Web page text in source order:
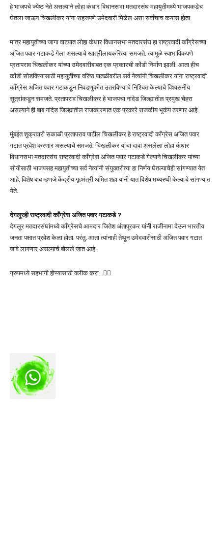
हे भाजपचे ज्येष्ठ नेते असल्याने लोहा कंधार विधानसभा मतदारसंघ महायुतीमध्ये भाजपकडेच
घेतला जाऊन चिखलीकर यांना सहजपणे उमेदवारी मिळेल असा सर्वांचाच कयास होता.
मात्र महायुतीच्या जागा वाटपात लोहा कंधार विधानसभा मतदारसंघ हा राष्ट्रवादी काँग्रेसच्या
अजित पवार गटाकडे गेला असल्याचे खात्रीलायकरित्या समजते. त्यामुळे स्वाभाविकपणे
प्रतापराव चिखलीकर यांच्या उमेदवारीबाबत एक प्रकारची कोंडी निर्माण झाली. आता हीच
कोंडी सोडविण्यासाठी महायुतीच्या वरिष्ठ पातळीवरील सर्व नेत्यांनी चिखलीकर यांना राष्ट्रवादी
काँग्रेस अजित पवार गटाकडून निवडणुकीत उतरविण्याचे निश्चित केल्याचे विश्वसनीय
सूत्रांकडून समजते. प्रतापराव चिखलीकर हे भाजपचा नांदेड जिल्ह्यातील प्रमुख चेहरा
असल्याने ही बाब नांदेड जिल्ह्यातील राजकारणात एक प्रकारे राजकीय भूकंप ठरणार आहे.
मुंबईत शुक्रवारी सकाळी प्रतापराव पाटील चिखलीकर हे राष्ट्रवादी काँग्रेस अजित पवार
गटात प्रवेश करणार असल्याचे समजते. चिखलीकर यांचा दावा असलेला लोहा कंधार
विधानसभा मतदारसंघ राष्ट्रवादी काँग्रेस अजित पवार गटाकडे गेल्याने चिखलीकर यांच्या
सोयीसाठी भाजपसह महायुतीच्या सर्व नेत्यांनी संयुक्तरीत्या हा निर्णय घेतल्याचेही सांगण्यात येत
आहे. विशेष बाब म्हणजे केंद्रीय गृहमंत्री अमित शहा यांनी यात विशेष मध्यस्थी केल्याचे सांगण्यात
येते.
देगलूरही राष्ट्रवादी काँग्रेस अजित पवार गटाकडे ?
देगलूर मतदारसंघांमध्ये काँग्रेसचे आमदार जितेश अंतापूरकर यांनी राजीनामा देऊन भारतीय
जनता पक्षात प्रवेश केला होता. परंतु, आता त्यांनाही तेथून उमेदवारीसाठी अजित पवार गटात
जावे लागणार असल्याचे बोलले जात आहे.
ग्रुपमध्ये सहभागी होण्यासाठी क्लीक करा…👆🏻